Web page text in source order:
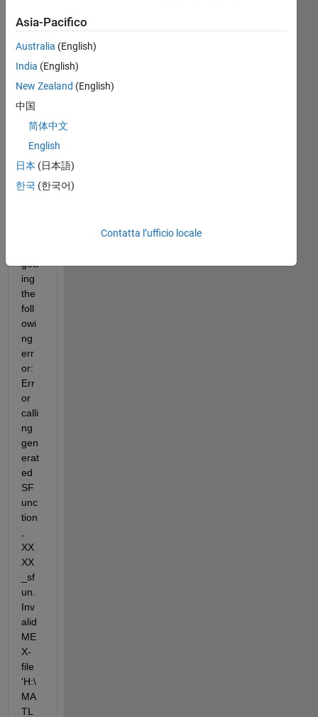
ce I
hav
e
inst
alle
d a
Win
do
ws
gett
ing
the
foll
owi
ng
err
or:
Err
or
calli
ng
gen
erat
ed
SF
unc
tion
XX
XX
_sf
un.
Inv
alid
ME
X-
file
'H:\
MA
TL
Asia-Pacifico
Australia (English)
India (English)
New Zealand (English)
中国
简体中文
English
日本 (日本語)
한국 (한국어)
Contatta l’ufficio locale